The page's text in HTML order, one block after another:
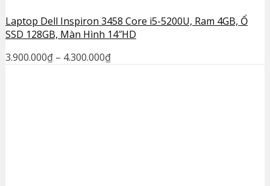
Laptop Dell Inspiron 3458 Core i5-5200U, Ram 4GB, Ổ
SSD 128GB, Màn Hình 14″HD
3.900.000₫ – 4.300.000₫